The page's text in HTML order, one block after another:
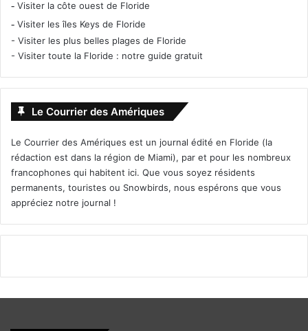
- Visiter la côte ouest de Floride
- Visiter les îles Keys de Floride
- Visiter les plus belles plages de Floride
- Visiter toute la Floride : notre guide gratuit
Le Courrier des Amériques
Le Courrier des Amériques est un journal édité en Floride (la
rédaction est dans la région de Miami), par et pour les nombreux
francophones qui habitent ici. Que vous soyez résidents
permanents, touristes ou Snowbirds, nous espérons que vous
appréciez notre journal !